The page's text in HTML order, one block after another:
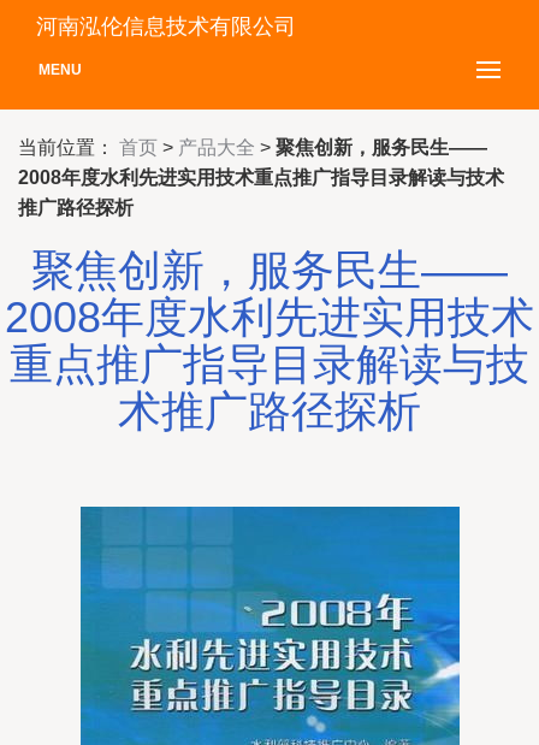
河南泓伦信息技术有限公司
MENU
当前位置： 首页 > 产品大全 > 聚焦创新，服务民生——
2008年度水利先进实用技术重点推广指导目录解读与技术
推广路径探析
聚焦创新，服务民生——
2008年度水利先进实用技术
重点推广指导目录解读与技
术推广路径探析